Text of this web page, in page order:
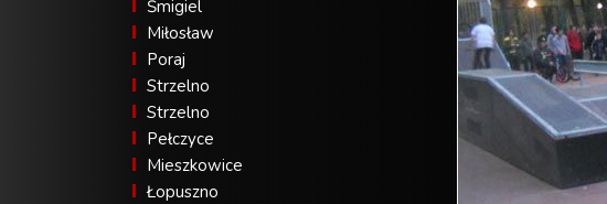
Śmigiel
Miłosław
Poraj
Strzelno
Strzelno
Pełczyce
Mieszkowice
Łopuszno